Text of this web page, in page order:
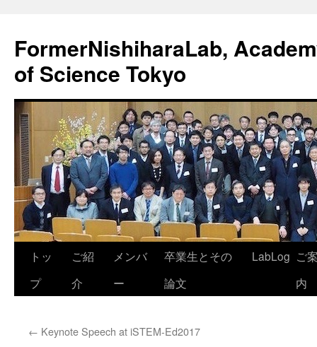
FormerNishiharaLab,
of Science Tokyo
ン
トッ
プ
ご紹
介
メンバ
ー
卒業生とその
論文
LabLog ご
内
← Keynote Speech at iSTEM-Ed2017